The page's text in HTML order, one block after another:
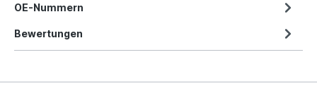
OE-Nummern
Bewertungen